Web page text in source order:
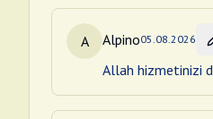
A Alpino05.08.2026
Allah hizmetinizi